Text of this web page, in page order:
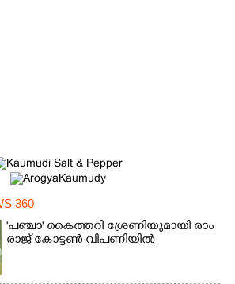
360
'​പ​ഞ്ചാ​'​ ​കൈ​ത്ത​റി​ ​ശ്രേ​ണി​യു​മാ​യി​ ​രാം​
രാ​ജ് ​കോ​ട്ടൺ വിപണിയിൽ